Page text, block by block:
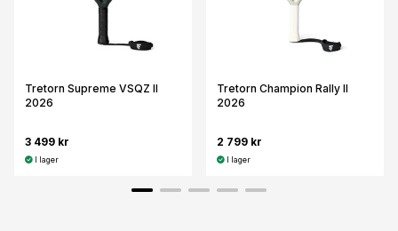
Tretorn Supreme VSQZ II
2026
3 499 kr
I lager
Tretorn Champion Rally II
2026
2 799 kr
I lager